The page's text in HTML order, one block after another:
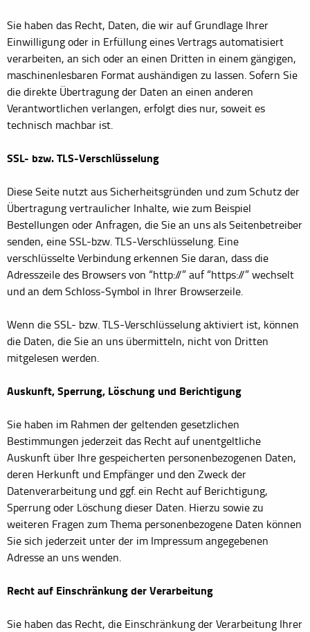
Sie haben das Recht, Daten, die wir auf Grundlage Ihrer
Einwilligung oder in Erfüllung eines Vertrags automatisiert
verarbeiten, an sich oder an einen Dritten in einem gängigen,
maschinenlesbaren Format aushändigen zu lassen. Sofern Sie
die direkte Übertragung der Daten an einen anderen
Verantwortlichen verlangen, erfolgt dies nur, soweit es
technisch machbar ist.
SSL- bzw. TLS-Verschlüsselung
Diese Seite nutzt aus Sicherheitsgründen und zum Schutz der
Übertragung vertraulicher Inhalte, wie zum Beispiel
Bestellungen oder Anfragen, die Sie an uns als Seitenbetreiber
senden, eine SSL-bzw. TLS-Verschlüsselung. Eine
verschlüsselte Verbindung erkennen Sie daran, dass die
Adresszeile des Browsers von “http://” auf “https://” wechselt
und an dem Schloss-Symbol in Ihrer Browserzeile.
Wenn die SSL- bzw. TLS-Verschlüsselung aktiviert ist, können
die Daten, die Sie an uns übermitteln, nicht von Dritten
mitgelesen werden.
Auskunft, Sperrung, Löschung und Berichtigung
Sie haben im Rahmen der geltenden gesetzlichen
Bestimmungen jederzeit das Recht auf unentgeltliche
Auskunft über Ihre gespeicherten personenbezogenen Daten,
deren Herkunft und Empfänger und den Zweck der
Datenverarbeitung und ggf. ein Recht auf Berichtigung,
Sperrung oder Löschung dieser Daten. Hierzu sowie zu
weiteren Fragen zum Thema personenbezogene Daten können
Sie sich jederzeit unter der im Impressum angegebenen
Adresse an uns wenden.
Recht auf Einschränkung der Verarbeitung
Sie haben das Recht, die Einschränkung der Verarbeitung Ihrer